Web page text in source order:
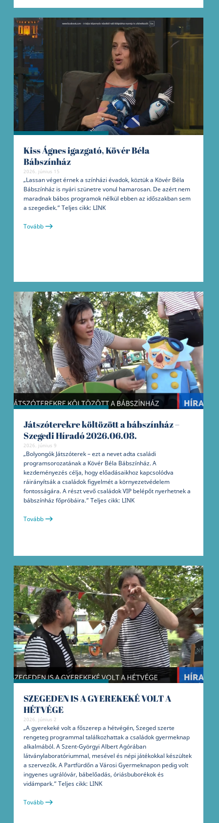
Kiss Ágnes igazgató, Kövér Béla
Bábszínház
2026. június 15
„Lassan véget érnek a színházi évadok, köztük a Kövér Béla
Bábszínház is nyári szünetre vonul hamarosan. De azért nem
maradnak bábos programok nélkül ebben az időszakban sem
a szegediek.” Teljes cikk: LINK
Tovább
Játszóterekre költözött a bábszínház –
Szegedi Híradó 2026.06.08.
2026. június 9
„Bolyongók Játszóterek – ezt a nevet adta családi
programsorozatának a Kövér Béla Bábszínház. A
kezdeményezés célja, hogy előadásaikhoz kapcsolódva
ráirányítsák a családok figyelmét a környezetvédelem
fontosságára. A részt vevő családok VIP belépőt nyerhetnek a
bábszínház főpróbáira.” Teljes cikk: LINK
Tovább
SZEGEDEN IS A GYEREKEKÉ VOLT A
HÉTVÉGE
2026. június 2
„A gyerekeké volt a főszerep a hétvégén, Szeged szerte
rengeteg programmal találkozhattak a családok gyermeknap
alkalmából. A Szent-Györgyi Albert Agórában
látványlaboratóriummal, mesével és népi játékokkal készültek
a szervezők. A Partfürdőn a Városi Gyermeknapon pedig volt
ingyenes ugrálóvár, bábelőadás, óriásbuborékok és
vidámpark.” Teljes cikk: LINK
Tovább